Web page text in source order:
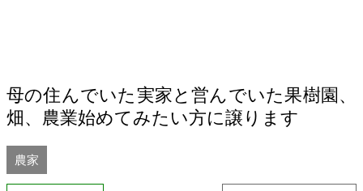
母の住んでいた実家と営んでいた果樹園、
畑、農業始めてみたい方に譲ります
農家